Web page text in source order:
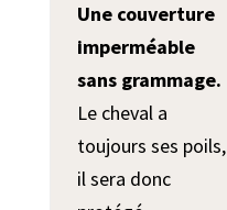
Une couverture
imperméable
sans grammage.
Le cheval a
toujours ses poils,
il sera donc